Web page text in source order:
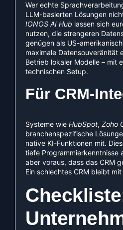
Wer echte
LLM-basierten Lösungen
IONOS AI Hub lassen sich
nutzen, die strengeren
genügen als US-
maximale Datensouveränität
Betrieb lokaler Modelle – mit
technischen Setup.
Für CRM-
Systeme wie HubSpot, Zoho
branchenspezifische
native KI-Funktionen mit.
tiefe Programmierkenntnisse
aber voraus, dass das CRM
Ein schlechtes CRM bleibt